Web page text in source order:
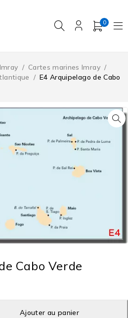
0
/ Cartes marines Imray /
/ E4 Arquipelago de Cabo
Cabo Verde
Ajouter au panier